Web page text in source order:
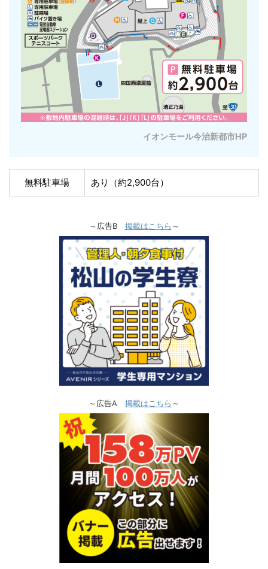
イオンモール今治新都市HP
無料駐車場 あり（約2,900台）
～広告B 掲載はこちら ～
～広告A 掲載はこちら ～